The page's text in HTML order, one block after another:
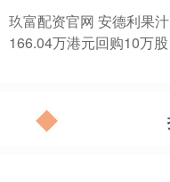
玖富配资官网 安德利果
166.04万港元回购10万股